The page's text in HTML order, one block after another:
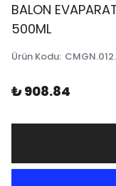
BALON
500ML
Ürün Kodu:
₺ 908.84